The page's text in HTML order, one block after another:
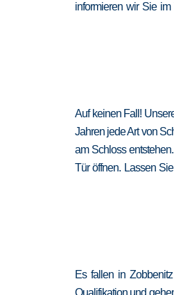
informieren wir Sie
Auf keinen Fall!
Jahren jede Art von
am Schloss
Tür öffnen. Lassen
Es fallen in
Qualifikation und